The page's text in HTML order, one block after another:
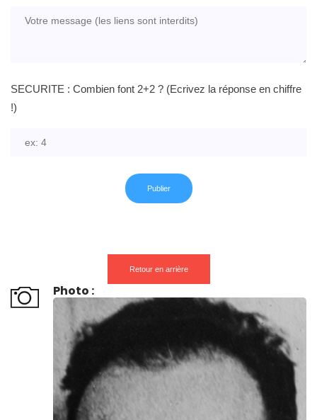
SECURITE : Combien font 2+2 ? (Ecrivez la réponse en chiffre
!)
Retour en arrière
Photo :